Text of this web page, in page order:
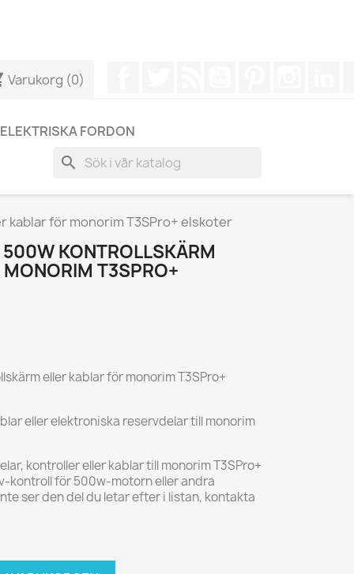
Varukorg (0)
ELEKTRISKA FORDON
search
kablar för monorim T3SPro+ elskoter
KONTROLLSKÄRM
MONORIM T3SPRO+
eller kablar för monorim T3SPro+
eller elektroniska reservdelar till monorim
kontroller eller kablar till monorim T3SPro+
kontroll för 500w-motorn eller andra
ser den del du letar efter i listan, kontakta